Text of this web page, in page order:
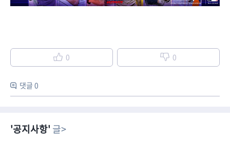
0 0
댓글 0
공지사항 글